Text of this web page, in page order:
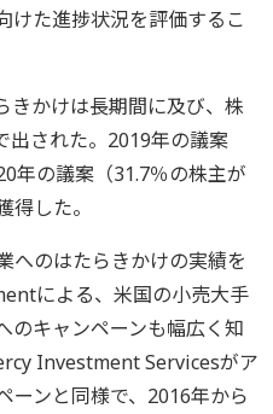
けた進捗状況を評価するこ
きかけは長期間に及び、株
出された。2019年の議案
年の議案（31.7％の株主が
した。
へのはたらきかけの実績を
による、米国の小売大手
のキャンペーンも幅広く知
Investment Servicesがア
ーンと同様で、2016年から